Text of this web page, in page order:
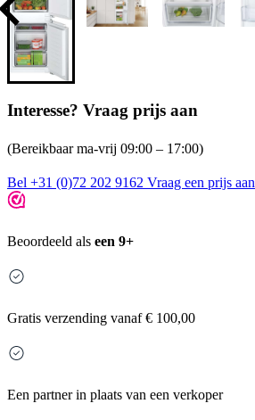
Interesse? Vraag prijs aan
(Bereikbaar ma-vrij 09:00 – 17:00)
Bel +31 (0)72 202 9162 Vraag een prijs aan
Beoordeeld als een 9+
Gratis verzending vanaf € 100,00
Een partner in plaats van een verkoper